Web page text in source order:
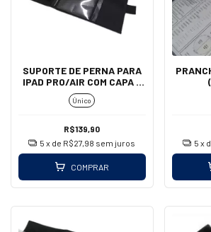
SUPORTE DE PERNA PARA
IPAD PRO/AIR COM CAPA -
AEROAIR
Único
R$139,90
5 x de R$27,98 sem juros
COMPRAR
5 x